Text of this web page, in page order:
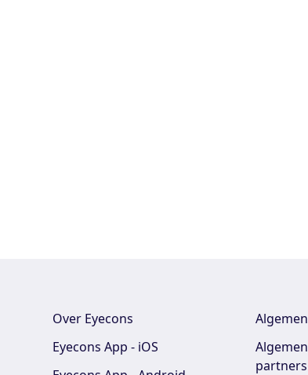
Over Eyecons
Eyecons App - iOS
partners